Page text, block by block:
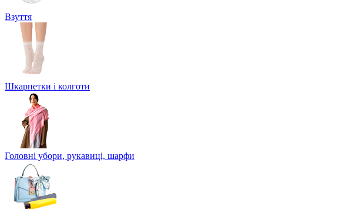
Взуття
Шкарпетки і колготи
Головні убори, рукавиці, шарфи